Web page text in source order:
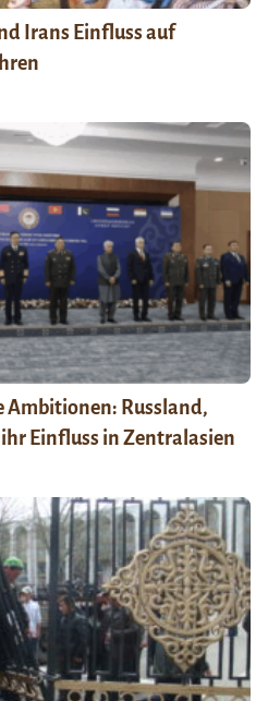
Irans Einfluss auf
Ambitionen: Russland,
Einfluss in Zentralasien